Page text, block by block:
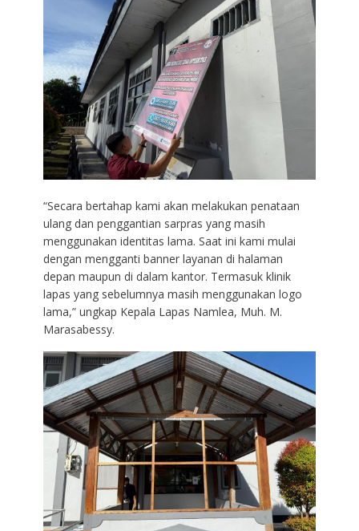
“Secara bertahap kami akan melakukan penataan
ulang dan penggantian sarpras yang masih
menggunakan identitas lama. Saat ini kami mulai
dengan mengganti banner layanan di halaman
depan maupun di dalam kantor. Termasuk klinik
lapas yang sebelumnya masih menggunakan logo
lama,” ungkap Kepala Lapas Namlea, Muh. M.
Marasabessy.